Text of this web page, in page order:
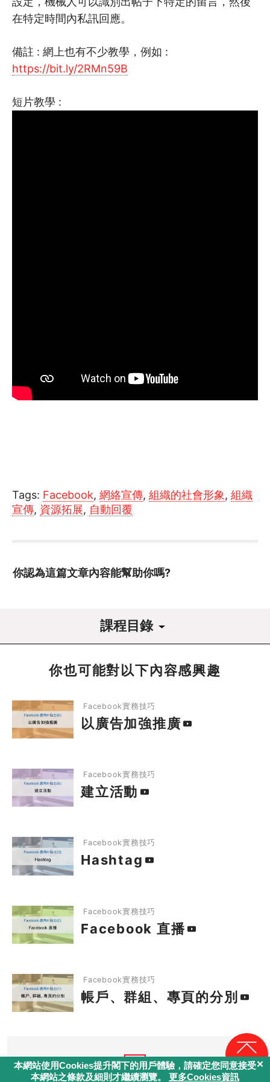
在特定時間內私訊回應。
備註 : 網上也有不少教學，例如 :
https://bit.ly/2RMn59B
短片教學 :
Tags: Facebook, 網絡宣傳, 組織的社會形象 , 組織
宣傳, 資源拓展, 自動回覆
你認為這篇文章內容能幫助你嗎?
課程目錄
1.1 以廣告加強推廣
1.3 自動回覆
1.4 Hashtag
1.5 Facebook 直播
1.6 帳戶、群組、專頁的分別
2 Facebook管理技巧
2.1 社交媒體公關管理
2.3 推廣組織Facebook的技巧 (下)
你也可能對以下內容感興趣
Facebook實務技巧
以廣告加強推廣
Facebook實務技巧
建立活動
Facebook實務技巧
Hashtag
Facebook實務技巧
Facebook 直播
Facebook實務技巧
帳戶、群組、專頁的分別
回頁頂